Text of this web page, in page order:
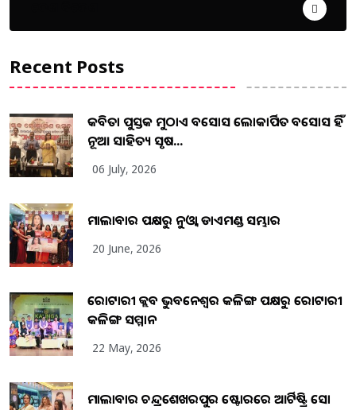
Recent Posts
କବିତା ପୁସ୍ତକ ମୁଠାଏ ଅବସୋସ ଲୋକାର୍ପିତ ଅବସୋସ ହିଁ
ନୂଆ ସାହିତ୍ୟ ସୃଷ...
06 July, 2026
ମାଲାବାର ପକ୍ଷରୁ ନୁଓ୍ବା ଡାଏମଣ୍ଡ ସମ୍ଭାର
20 June, 2026
ରୋଟାରୀ କ୍ଲବ ଭୁବନେଶ୍ୱର କଳିଙ୍ଗ ପକ୍ଷରୁ ରୋଟାରୀ
କଳିଙ୍ଗ ସମ୍ମାନ
22 May, 2026
ମାଲାବାର ଚନ୍ଦ୍ରଶେଖରପୁର ଷ୍ଟୋରରେ ଆର୍ଟିଷ୍ଟ୍ରି ସୋ